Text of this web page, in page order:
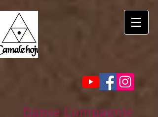
Danse Compagnie